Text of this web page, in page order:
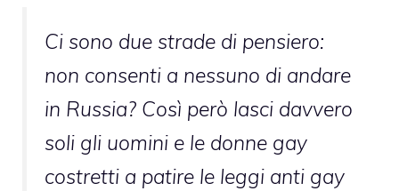
Ci sono due strade di pensiero:
non consenti a nessuno di andare
in Russia? Così però lasci davvero
soli gli uomini e le donne gay
costretti a patire le leggi anti gay